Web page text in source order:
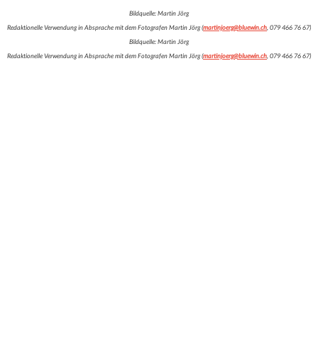
Bildquelle: Martin Jörg
Redaktionelle Verwendung in Absprache mit dem Fotografen Martin Jörg (martinjoerg@bluewin.ch , 079 466 76 67)
Bildquelle: Martin Jörg
Redaktionelle Verwendung in Absprache mit dem Fotografen Martin Jörg (martinjoerg@bluewin.ch , 079 466 76 67)